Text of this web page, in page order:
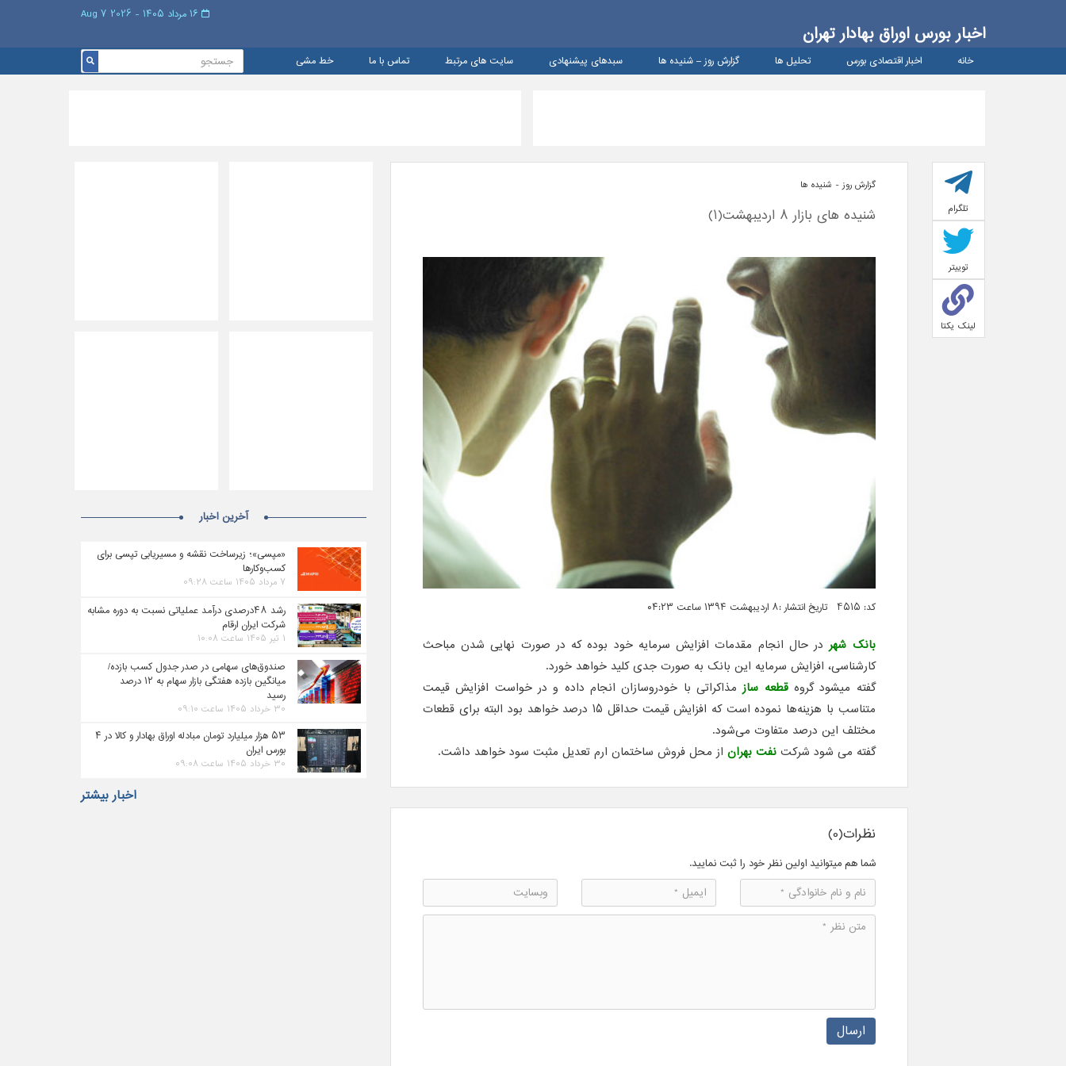
اخبار بورس اوراق بهادار تهران
خانه اخبار اقتصادی بورس تحلیل ها گزارش روز – شنيده ها سبدهای پیشنهادی سایت های مرتبط تماس با ما خط مشی
تلگرام
توییتر
لینک یکتا
گزارش روز - شنيده ها
شنیده های بازار 8 اردیبهشت(1)
کد: 4515 تاریخ انتشار :۸ اردیبهشت ۱۳۹۴ ساعت ۰۴:۲۳
بانک شهردر حال انجام مقدمات افزایش سرمایه خود بوده که در صورت نهایی شدن مباحث
کارشناسی، افزایش سرمایه این بانک به صورت جدی کلید خواهد خورد.
گفته میشود گروهقطعه سازمذاکراتی با خودروسازان انجام داده و در خواست افزایش قیمت
متناسب با هزینه‌ها نموده است که افزایش قیمت حداقل ۱۵ درصد خواهد بود البته برای قطعات
مختلف این درصد متفاوت می‌شود.
گفته می شود شرکتنفت بهران از محل فروش ساختمان ارم تعدیل مثبت سود خواهد داشت.
نظرات(0)
شما هم میتوانید اولین نظر خود را ثبت نمایید.
ارسال
آخرین اخبار
«مپسی»؛ زیرساخت نقشه و مسیریابی تپسی برای
کسب‌وکارها
۷ مرداد ۱۴۰۵ ساعت ۰۹:۲۸
رشد ۴۸درصدی درآمد عملیاتی نسبت به دوره مشابه
شرکت ایران ارقام
۱ تیر ۱۴۰۵ ساعت ۱۰:۰۸
صندوق‌های سهامی در صدر جدول کسب بازده/
میانگین بازده هفتگی بازار سهام به ۱۲ درصد
رسید
۳۰ خرداد ۱۴۰۵ ساعت ۰۹:۱۰
۵۳ هزار میلیارد تومان مبادله اوراق بهادار و کالا در ۴
بورس ایران
۳۰ خرداد ۱۴۰۵ ساعت ۰۹:۰۸
اخبار بیشتر